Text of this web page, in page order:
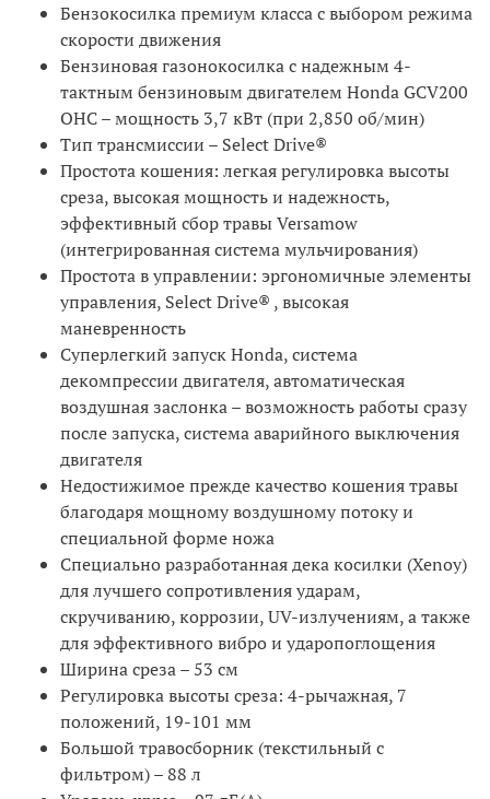
Бензокосилка премиум класса с выбором режима
скорости движения
Бензиновая газонокосилка с надежным 4-
тактным бензиновым двигателем Honda GCV200
OHC – мощность 3,7 кВт (при 2,850 об/мин)
Тип трансмиссии – Select Drive®
Простота кошения: легкая регулировка высоты
среза, высокая мощность и надежность,
эффективный сбор травы Versamow
(интегрированная система мульчирования)
Простота в управлении: эргономичные элементы
управления, Select Drive® , высокая
маневренность
Суперлегкий запуск Honda, система
декомпрессии двигателя, автоматическая
воздушная заслонка – возможность работы сразу
после запуска, система аварийного выключения
двигателя
Недостижимое прежде качество кошения травы
благодаря мощному воздушному потоку и
специальной форме ножа
Специально разработанная дека косилки (Xenoy)
для лучшего сопротивления ударам,
скручиванию, коррозии, UV-излучениям, а также
для эффективного вибро и ударопоглощения
Ширина среза – 53 см
Регулировка высоты среза: 4-рычажная, 7
положений, 19-101 мм
Большой травосборник (текстильный с
фильтром) – 88 л